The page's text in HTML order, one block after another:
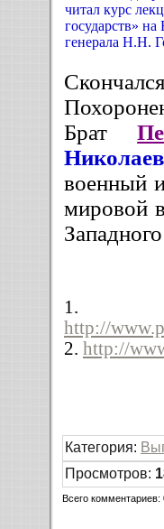
читал курс
государств»
генерала Н.Н.
Брат
военный
мировой
1.
http://
2. http://
Категория:
Просмотров:
Всего комментариев: